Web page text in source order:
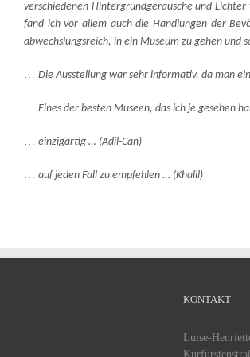
verschiedenen Hintergrundgeräusche und
fand ich vor allem auch die Handlungen der
abwechslungsreich, in ein Museum zu gehen und
… Die Ausstellung war sehr informativ, da man
… Eines der besten Museen, das ich je gesehen
… einzigartig … (Adil-Can)
… auf jeden Fall zu empfehlen … (Khalil)
KONTAKT
Luise-